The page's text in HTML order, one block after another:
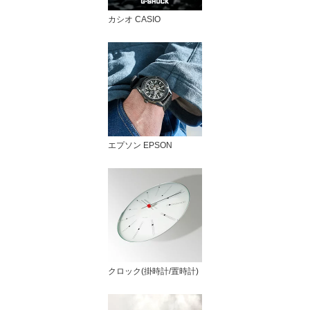
カシオ CASIO
エプソン EPSON
クロック(掛時計/置時計)